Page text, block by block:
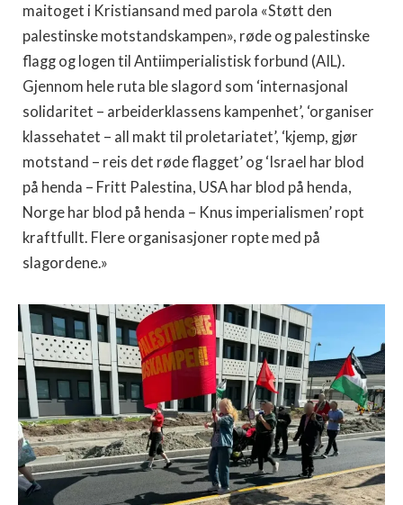
maitoget i Kristiansand med parola «Støtt den
palestinske motstandskampen», røde og palestinske
flagg og logen til Antiimperialistisk forbund (AIL).
Gjennom hele ruta ble slagord som ‘internasjonal
solidaritet – arbeiderklassens kampenhet’, ‘organiser
klassehatet – all makt til proletariatet’, ‘kjemp, gjør
motstand – reis det røde flagget’ og ‘Israel har blod
på henda – Fritt Palestina, USA har blod på henda,
Norge har blod på henda – Knus imperialismen’ ropt
kraftfullt. Flere organisasjoner ropte med på
slagordene.»